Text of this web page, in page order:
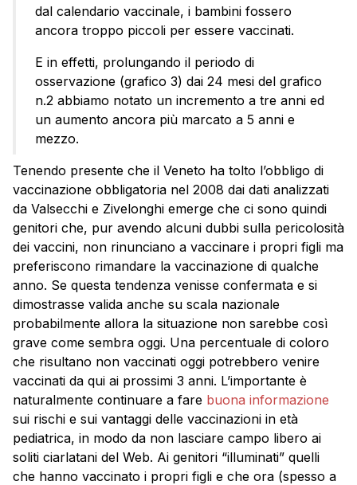
dal calendario vaccinale, i bambini fossero
ancora troppo piccoli per essere vaccinati.
E in effetti, prolungando il periodo di
osservazione (grafico 3) dai 24 mesi del grafico
n.2 abbiamo notato un incremento a tre anni ed
un aumento ancora più marcato a 5 anni e
mezzo.
Tenendo presente che il Veneto ha tolto l’obbligo di
vaccinazione obbligatoria nel 2008 dai dati analizzati
da Valsecchi e Zivelonghi emerge che ci sono quindi
genitori che, pur avendo alcuni dubbi sulla pericolosità
dei vaccini, non rinunciano a vaccinare i propri figli ma
preferiscono rimandare la vaccinazione di qualche
anno. Se questa tendenza venisse confermata e si
dimostrasse valida anche su scala nazionale
probabilmente allora la situazione non sarebbe così
grave come sembra oggi. Una percentuale di coloro
che risultano non vaccinati oggi potrebbero venire
vaccinati da qui ai prossimi 3 anni. L’importante è
naturalmente continuare a fare buona informazione
sui rischi e sui vantaggi delle vaccinazioni in età
pediatrica, in modo da non lasciare campo libero ai
soliti ciarlatani del Web. Ai genitori “illuminati” quelli
che hanno vaccinato i propri figli e che ora (spesso a